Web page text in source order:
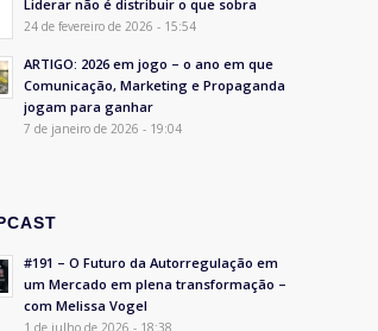
Liderar não é distribuir o que sobra
24 de fevereiro de 2026 - 15:54
ARTIGO: 2026 em jogo – o ano em que
Comunicação, Marketing e Propaganda
jogam para ganhar
7 de janeiro de 2026 - 19:04
#191 – O Futuro da Autorregulação em
um Mercado em plena transformação –
com Melissa Vogel
1 de julho de 2026 - 18:38